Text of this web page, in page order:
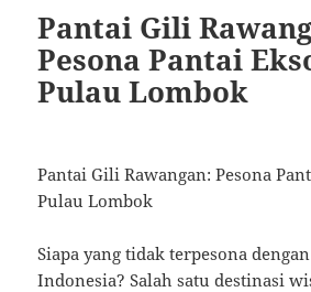
Pantai Gili
Pesona Pantai
Pulau Lombok
Pantai Gili Rawangan: Pesona
Pulau Lombok
Siapa yang tidak terpesona
Indonesia? Salah satu destinasi